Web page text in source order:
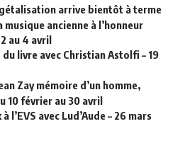
arrive bientôt à terme
ancienne à l’honneur
au 4 avril
livre avec Christian Astolfi – 19
Zay mémoire d’un homme,
10 février au 30 avril
l’EVS avec Lud’Aude – 26 mars